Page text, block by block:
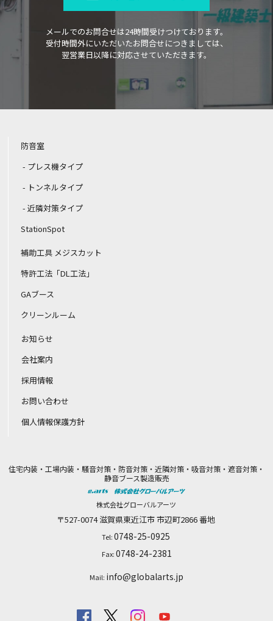
メールでのお問合せは24時間受けつけております。
受付時間外にいただいたお問合せにつきましては、
翌営業日以降に対応させていただきます。
防音室
プレス機タイプ
トンネルタイプ
近隣対策タイプ
StationSpot
補助工具 メジスカット
特許工法「DL工法」
GAブース
クリーンルーム
お知らせ
会社案内
採用情報
お問い合わせ
個人情報保護方針
住宅内装・工場内装・騒音対策・防音対策・近隣対策・吸音対策・遮音対策・
静音ブース製造販売
株式会社グローバルアーツ
〒527-0074滋賀県東近江市市辺町2866 番地
Tel:0748-25-0925
Fax:0748-24-2381
Mail: info@globalarts.jp